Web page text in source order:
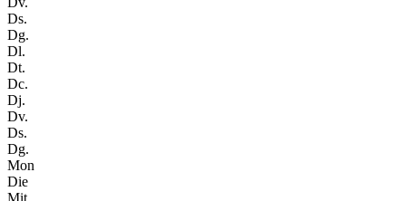
Ds.
Dg.
Dl.
Dt.
Dc.
Dj.
Dv.
Ds.
Dg.
Mon
Die
Mit